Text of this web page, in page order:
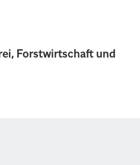
Forstwirtschaft und